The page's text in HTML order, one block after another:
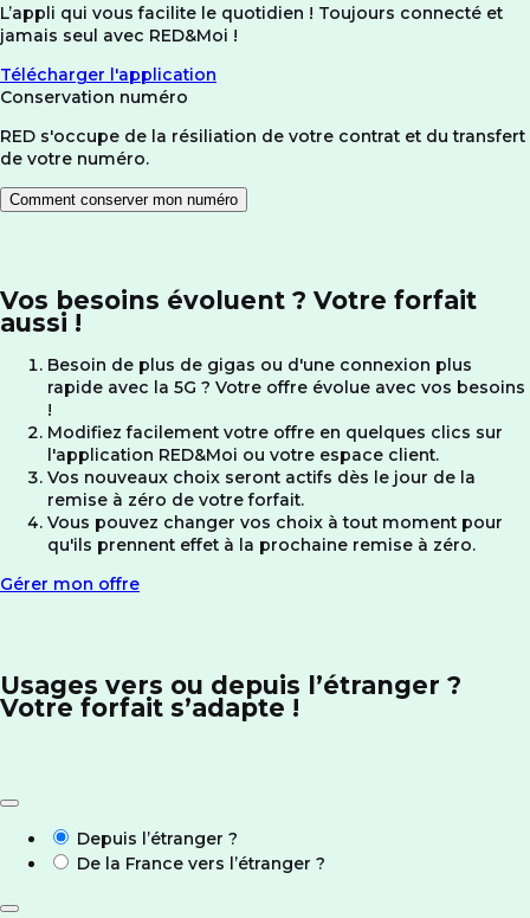
L’appli qui vous facilite le quotidien ! Toujours connecté et
jamais seul avec RED&Moi !
Télécharger l'application
Conservation numéro
RED s'occupe de la résiliation de votre contrat et du transfert
de votre numéro.
Comment conserver mon numéro
Vos besoins évoluent ? Votre forfait
aussi !
Besoin de plus de gigas ou d'une connexion plus
rapide avec la 5G ? Votre offre évolue avec vos besoins
!
Modifiez facilement votre offre en quelques clics sur
l'application RED&Moi ou votre espace client.
Vos nouveaux choix seront actifs dès le jour de la
remise à zéro de votre forfait.
Vous pouvez changer vos choix à tout moment pour
qu'ils prennent effet à la prochaine remise à zéro.
Gérer mon offre
Usages vers ou depuis l’étranger ?
Votre forfait s’adapte !
Depuis l’étranger ?
De la France vers l’étranger ?